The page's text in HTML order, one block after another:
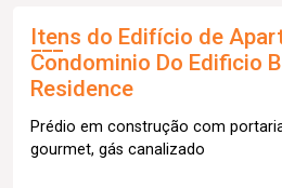
Itens do Edifício de
Condominio Do Edificio
Residence
Prédio em construção com
gourmet, gás canalizado